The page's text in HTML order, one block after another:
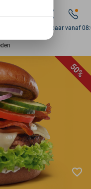
van206.261 reviews
deals
Bereikbaar vanaf
50%
favorite_border